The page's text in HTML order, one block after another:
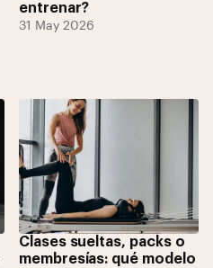
entrenar?
31 May 2026
Clases sueltas, packs o
membresías: qué modelo